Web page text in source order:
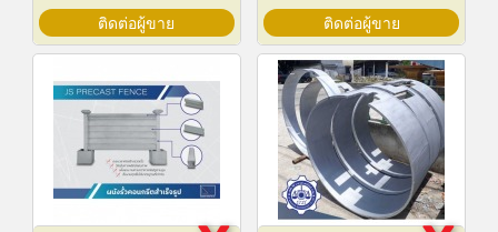
ติดต่อผู้ขาย ติดต่อผู้ขาย